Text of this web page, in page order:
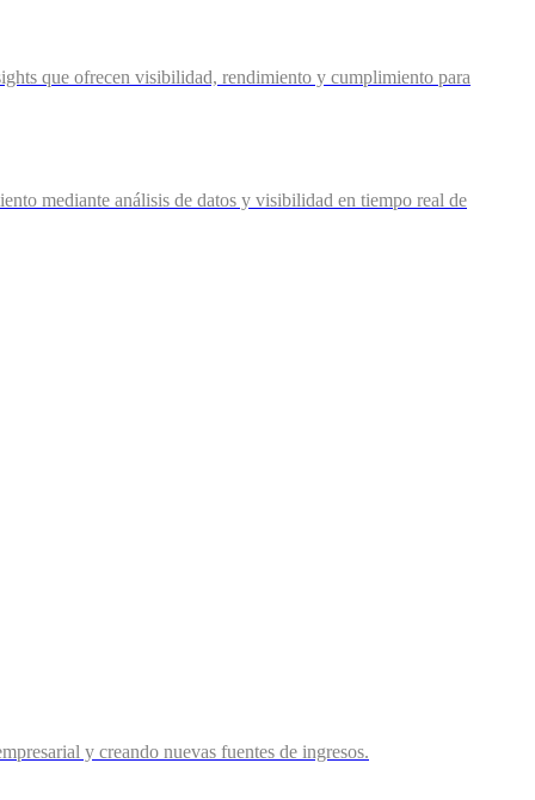
que ofrecen visibilidad, rendimiento y cumplimiento para
mediante análisis de datos y visibilidad en tiempo real de
y creando nuevas fuentes de ingresos.